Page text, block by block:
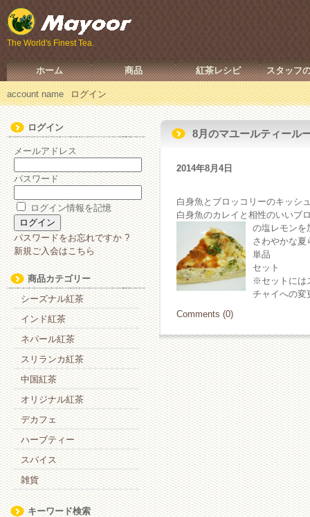
The World's Finest Tea.
ホーム 商品 紅茶レシピ スタッフ
account name ログイン
ログイン
メールアドレス
パスワード
ログイン情報を記憶
パスワードをお忘れですか ?
新規ご入会はこちら
商品カテゴリー
シーズナル紅茶
インド紅茶
ネパール紅茶
スリランカ紅茶
中国紅茶
オリジナル紅茶
デカフェ
ハーブティー
スパイス
雑貨
キーワード検索
8月のマユールティール
2014年8月4日
白身魚とブロッコリーのキッシ
白身魚のカレイと相性のいいブ
の塩レモンを
さわやかな夏
単品
セット
※セットには
チャイへの変
Comments (0)